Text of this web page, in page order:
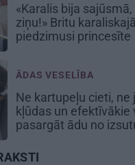
«Karalis bija
ziņu!» Britu
piedzimusi princesīte
ĀDAS VESELĪBA
Ne kartupeļu cieti, ne
kļūdas un efektīvākie
pasargāt ādu no